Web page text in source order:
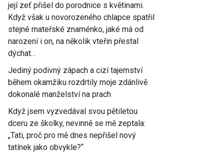
její zeť přišel do porodnice s květinami.
Když však u novorozeného chlapce spatřil
stejné mateřské znaménko, jaké má od
narození i on, na několik vteřin přestal
dýchat…
Jediný podivný zápach a cizí tajemství
během okamžiku rozdrtily moje zdánlivě
dokonalé manželství na prach
Když jsem vyzvedával svou pětiletou
dceru ze školky, nevinně se mě zeptala:
„Tati, proč pro mě dnes nepřišel nový
tatínek jako obvykle?“